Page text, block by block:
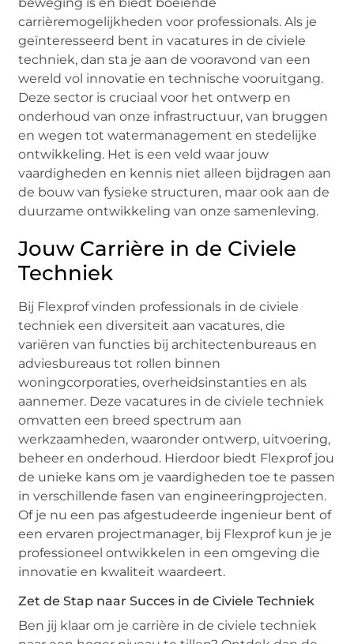
carrièremogelijkheden voor professionals. Als je
geïnteresseerd bent in vacatures in de civiele
techniek, dan sta je aan de vooravond van een
wereld vol innovatie en technische vooruitgang.
Deze sector is cruciaal voor het ontwerp en
onderhoud van onze infrastructuur, van bruggen
en wegen tot watermanagement en stedelijke
ontwikkeling. Het is een veld waar jouw
vaardigheden en kennis niet alleen bijdragen aan
de bouw van fysieke structuren, maar ook aan de
duurzame ontwikkeling van onze samenleving.
Jouw Carrière in de Civiele
Techniek
Bij Flexprof vinden professionals in de civiele
techniek een diversiteit aan vacatures, die
variëren van functies bij architectenbureaus en
adviesbureaus tot rollen binnen
woningcorporaties, overheidsinstanties en als
aannemer. Deze vacatures in de civiele techniek
omvatten een breed spectrum aan
werkzaamheden, waaronder ontwerp, uitvoering,
beheer en onderhoud. Hierdoor biedt Flexprof jou
de unieke kans om je vaardigheden toe te passen
in verschillende fasen van engineeringprojecten.
Of je nu een pas afgestudeerde ingenieur bent of
een ervaren projectmanager, bij Flexprof kun je je
professioneel ontwikkelen in een omgeving die
innovatie en kwaliteit waardeert.
Zet de Stap naar Succes in de Civiele Techniek
Ben jij klaar om je carrière in de civiele techniek